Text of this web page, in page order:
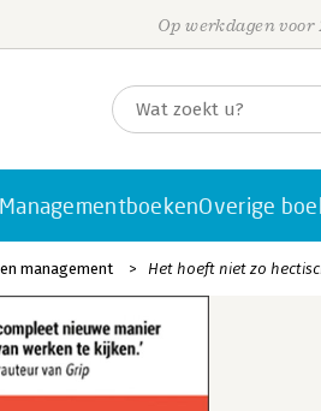
Op werkdagen
ManagementboekenOverige
management Het hoeft niet zo